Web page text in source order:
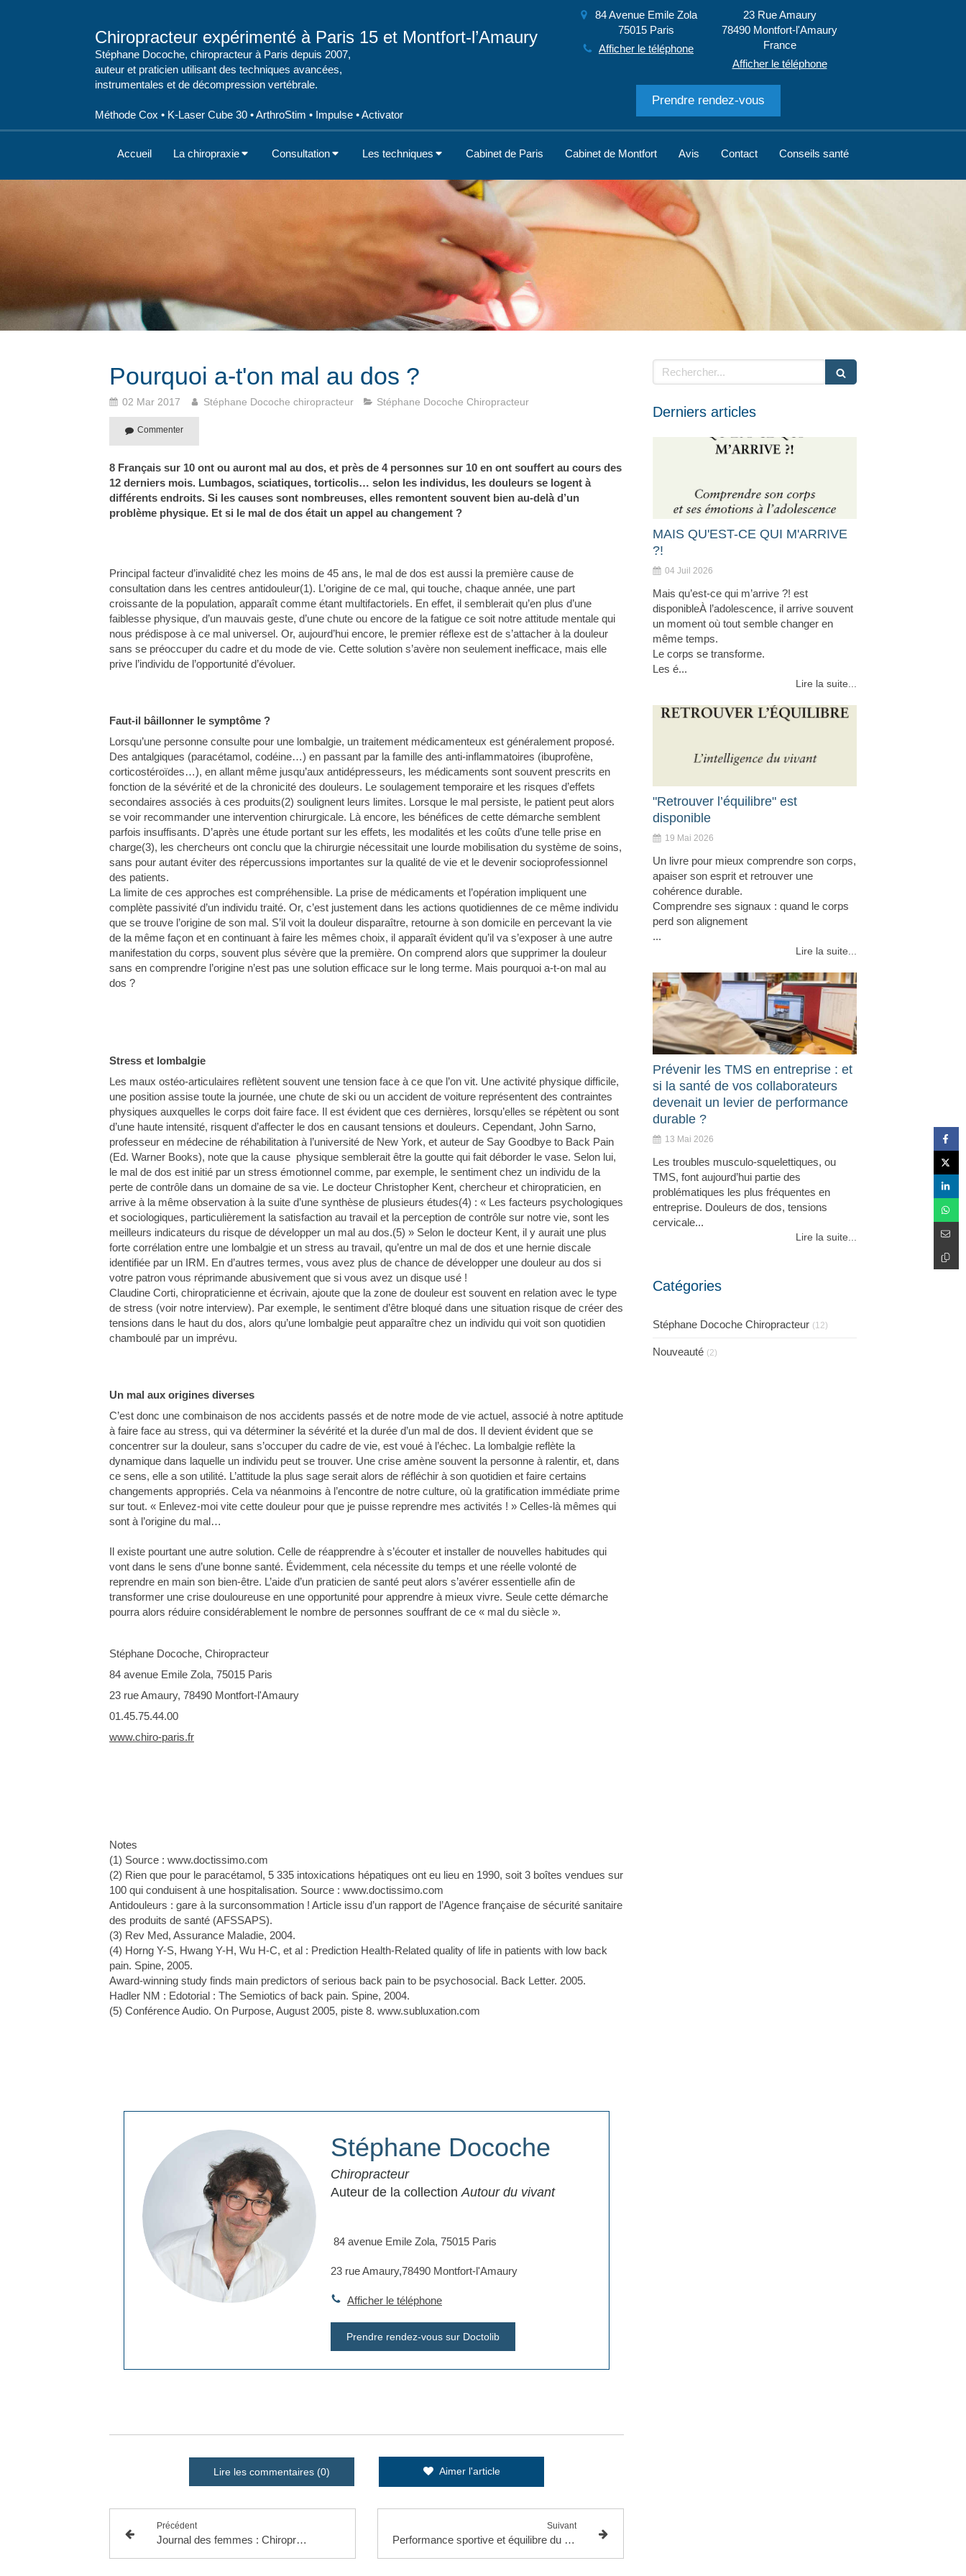
Chiropracteur expérimenté à Paris 15 et Montfort-l’Amaury
84 Avenue Emile Zola
75015 Paris
Afficher le téléphone
23 Rue Amaury
78490 Montfort-l'Amaury
France
Afficher le téléphone
Stéphane Docoche, chiropracteur à Paris depuis 2007,
auteur et praticien utilisant des techniques avancées,
instrumentales et de décompression vertébrale.
Méthode Cox • K-Laser Cube 30 • ArthroStim • Impulse • Activator
Prendre rendez-vous
Accueil La chiropraxie Consultation Les techniques Cabinet de Paris Cabinet de Montfort Avis Contact Conseils santé
Pourquoi a-t'on mal au dos ?
02 Mar 2017 Stéphane Docoche chiropracteur Stéphane Docoche Chiropracteur
Commenter
8 Français sur 10 ont ou auront mal au dos, et près de 4 personnes sur 10 en ont souffert au cours des
12 derniers mois. Lumbagos, sciatiques, torticolis… selon les individus, les douleurs se logent à
différents endroits. Si les causes sont nombreuses, elles remontent souvent bien au-delà d’un
problème physique. Et si le mal de dos était un appel au changement ?
Principal facteur d’invalidité chez les moins de 45 ans, le mal de dos est aussi la première cause de
consultation dans les centres antidouleur(1). L’origine de ce mal, qui touche, chaque année, une part
croissante de la population, apparaît comme étant multifactoriels. En effet, il semblerait qu’en plus d’une
faiblesse physique, d’un mauvais geste, d’une chute ou encore de la fatigue ce soit notre attitude mentale qui
nous prédispose à ce mal universel. Or, aujourd’hui encore, le premier réflexe est de s’attacher à la douleur
sans se préoccuper du cadre et du mode de vie. Cette solution s’avère non seulement inefficace, mais elle
prive l’individu de l’opportunité d’évoluer.
Faut-il bâillonner le symptôme ?
Lorsqu’une personne consulte pour une lombalgie, un traitement médicamenteux est généralement proposé.
Des antalgiques (paracétamol, codéine…) en passant par la famille des anti-inflammatoires (ibuprofène,
corticostéroïdes…), en allant même jusqu’aux antidépresseurs, les médicaments sont souvent prescrits en
fonction de la sévérité et de la chronicité des douleurs. Le soulagement temporaire et les risques d’effets
secondaires associés à ces produits(2) soulignent leurs limites. Lorsque le mal persiste, le patient peut alors
se voir recommander une intervention chirurgicale. Là encore, les bénéfices de cette démarche semblent
parfois insuffisants. D’après une étude portant sur les effets, les modalités et les coûts d’une telle prise en
charge(3), les chercheurs ont conclu que la chirurgie nécessitait une lourde mobilisation du système de soins,
sans pour autant éviter des répercussions importantes sur la qualité de vie et le devenir socioprofessionnel
des patients.
La limite de ces approches est compréhensible. La prise de médicaments et l’opération impliquent une
complète passivité d’un individu traité. Or, c’est justement dans les actions quotidiennes de ce même individu
que se trouve l’origine de son mal. S’il voit la douleur disparaître, retourne à son domicile en percevant la vie
de la même façon et en continuant à faire les mêmes choix, il apparaît évident qu’il va s’exposer à une autre
manifestation du corps, souvent plus sévère que la première. On comprend alors que supprimer la douleur
sans en comprendre l’origine n’est pas une solution efficace sur le long terme. Mais pourquoi a-t-on mal au
dos ?
Stress et lombalgie
Les maux ostéo-articulaires reflètent souvent une tension face à ce que l’on vit. Une activité physique difficile,
une position assise toute la journée, une chute de ski ou un accident de voiture représentent des contraintes
physiques auxquelles le corps doit faire face. Il est évident que ces dernières, lorsqu’elles se répètent ou sont
d’une haute intensité, risquent d’affecter le dos en causant tensions et douleurs. Cependant, John Sarno,
professeur en médecine de réhabilitation à l’université de New York, et auteur de Say Goodbye to Back Pain
(Ed. Warner Books), note que la cause physique semblerait être la goutte qui fait déborder le vase. Selon lui,
le mal de dos est initié par un stress émotionnel comme, par exemple, le sentiment chez un individu de la
perte de contrôle dans un domaine de sa vie. Le docteur Christopher Kent, chercheur et chiropraticien, en
arrive à la même observation à la suite d’une synthèse de plusieurs études(4) : « Les facteurs psychologiques
et sociologiques, particulièrement la satisfaction au travail et la perception de contrôle sur notre vie, sont les
meilleurs indicateurs du risque de développer un mal au dos.(5) » Selon le docteur Kent, il y aurait une plus
forte corrélation entre une lombalgie et un stress au travail, qu’entre un mal de dos et une hernie discale
identifiée par un IRM. En d’autres termes, vous avez plus de chance de développer une douleur au dos si
votre patron vous réprimande abusivement que si vous avez un disque usé !
Claudine Corti, chiropraticienne et écrivain, ajoute que la zone de douleur est souvent en relation avec le type
de stress (voir notre interview). Par exemple, le sentiment d’être bloqué dans une situation risque de créer des
tensions dans le haut du dos, alors qu’une lombalgie peut apparaître chez un individu qui voit son quotidien
chamboulé par un imprévu.
Un mal aux origines diverses
C’est donc une combinaison de nos accidents passés et de notre mode de vie actuel, associé à notre aptitude
à faire face au stress, qui va déterminer la sévérité et la durée d’un mal de dos. Il devient évident que se
concentrer sur la douleur, sans s’occuper du cadre de vie, est voué à l’échec. La lombalgie reflète la
dynamique dans laquelle un individu peut se trouver. Une crise amène souvent la personne à ralentir, et, dans
ce sens, elle a son utilité. L’attitude la plus sage serait alors de réfléchir à son quotidien et faire certains
changements appropriés. Cela va néanmoins à l’encontre de notre culture, où la gratification immédiate prime
sur tout. « Enlevez-moi vite cette douleur pour que je puisse reprendre mes activités ! » Celles-là mêmes qui
sont à l’origine du mal…
Il existe pourtant une autre solution. Celle de réapprendre à s’écouter et installer de nouvelles habitudes qui
vont dans le sens d’une bonne santé. Évidemment, cela nécessite du temps et une réelle volonté de
reprendre en main son bien-être. L’aide d’un praticien de santé peut alors s’avérer essentielle afin de
transformer une crise douloureuse en une opportunité pour apprendre à mieux vivre. Seule cette démarche
pourra alors réduire considérablement le nombre de personnes souffrant de ce « mal du siècle ».
Stéphane Docoche, Chiropracteur
84 avenue Emile Zola, 75015 Paris
23 rue Amaury, 78490 Montfort-l'Amaury
01.45.75.44.00
www.chiro-paris.fr
Notes
(1) Source : www.doctissimo.com
(2) Rien que pour le paracétamol, 5 335 intoxications hépatiques ont eu lieu en 1990, soit 3 boîtes vendues sur
100 qui conduisent à une hospitalisation. Source : www.doctissimo.com
Antidouleurs : gare à la surconsommation ! Article issu d’un rapport de l’Agence française de sécurité sanitaire
des produits de santé (AFSSAPS).
(3) Rev Med, Assurance Maladie, 2004.
(4) Horng Y-S, Hwang Y-H, Wu H-C, et al : Prediction Health-Related quality of life in patients with low back
pain. Spine, 2005.
Award-winning study finds main predictors of serious back pain to be psychosocial. Back Letter. 2005.
Hadler NM : Edotorial : The Semiotics of back pain. Spine, 2004.
(5) Conférence Audio. On Purpose, August 2005, piste 8. www.subluxation.com
Stéphane Docoche
Chiropracteur
Auteur de la collection Autour du vivant
​ 84 avenue Emile Zola, 75015 Paris
​23 rue Amaury,78490 Montfort-l'Amaury
Afficher le téléphone
Prendre rendez-vous sur Doctolib
Lire les commentaires (0) Aimer l'article
Précédent
Journal des femmes : Chiropracteur, rôle, tarif, que soigne-t-il ?
Suivant
Performance sportive et équilibre du corps
Rechercher
Derniers articles
MAIS QU'EST-CE QUI M'ARRIVE
?!
04 Juil 2026
Mais qu’est-ce qui m’arrive ?! est
disponibleÀ l’adolescence, il arrive souvent
un moment où tout semble changer en
même temps.
Le corps se transforme.
Les é...
Lire la suite...
"Retrouver l’équilibre" est
disponible
19 Mai 2026
Un livre pour mieux comprendre son corps,
apaiser son esprit et retrouver une
cohérence durable.
Comprendre ses signaux : quand le corps
perd son alignement
...
Lire la suite...
Prévenir les TMS en entreprise : et
si la santé de vos collaborateurs
devenait un levier de performance
durable ?
13 Mai 2026
Les troubles musculo-squelettiques, ou
TMS, font aujourd’hui partie des
problématiques les plus fréquentes en
entreprise. Douleurs de dos, tensions
cervicale...
Lire la suite...
Catégories
Stéphane Docoche Chiropracteur (12)
Nouveauté (2)